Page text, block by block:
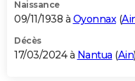
Naissance
09/11/1938 à Oyonnax(
Décès
17/03/2024 à Nantua (Ain)